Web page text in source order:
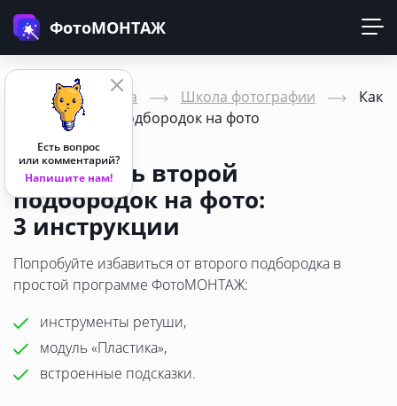
ФотоМОНТАЖ
Главная страница Школа фотографии
Как
убрать второй подбородок на фото
Как убрать второй
подбородок на фото:
3 инструкции
Попробуйте избавиться от второго подбородка в
простой программе ФотоМОНТАЖ:
инструменты ретуши,
модуль «Пластика»,
встроенные подсказки.
Есть вопрос
или комментарий?
Напишите нам!